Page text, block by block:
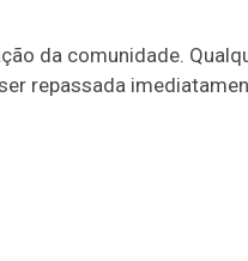
da comunidade.
repassada